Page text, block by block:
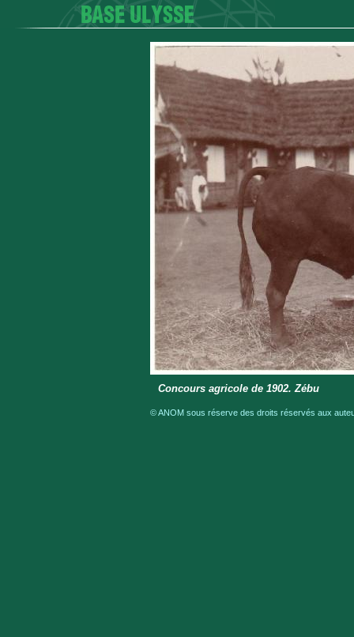
Concours agricole de 1902. Zébu
© ANOM sous réserve des droits réservés aux